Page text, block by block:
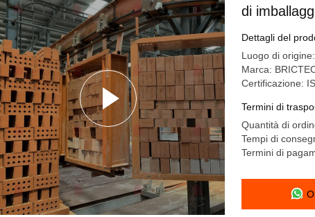
di
Dettagli del
Luogo di
Marca:
Certificazione:
Termini di
Quantità di
Tempi di
Termini di